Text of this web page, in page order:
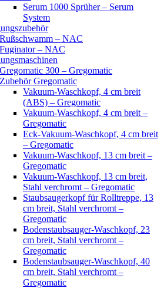
Serum 1000 Sprüher – Serum
System
Rußschwamm – NAC
Fuginator – NAC
Gregomatic 300 – Gregomatic
Zubehör Gregomatic
Vakuum-Waschkopf, 4 cm breit
(ABS) – Gregomatic
Vakuum-Waschkopf, 4 cm breit –
Gregomatic
Eck-Vakuum-Waschkopf, 4 cm breit
– Gregomatic
Vakuum-Waschkopf, 13 cm breit –
Gregomatic
Vakuum-Waschkopf, 13 cm breit,
Stahl verchromt – Gregomatic
Staubsaugerkopf für Rolltreppe, 13
cm breit, Stahl verchromt –
Gregomatic
Bodenstaubsauger-Waschkopf, 23
cm breit, Stahl verchromt –
Gregomatic
Bodenstaubsauger-Waschkopf, 40
cm breit, Stahl verchromt –
Gregomatic